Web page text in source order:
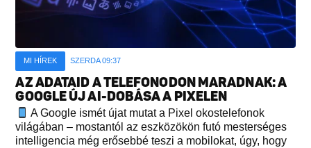
MI HÍREK SZERDA 09:37
AZ ADATAID A TELEFONODON MARADNAK: A
GOOGLE ÚJ AI-DOBÁSA A PIXELEN
A Google ismét újat mutat a Pixel okostelefonok
világában – mostantól az eszközökön futó mesterséges
intelligencia még erősebbé teszi a mobilokat, úgy, hogy